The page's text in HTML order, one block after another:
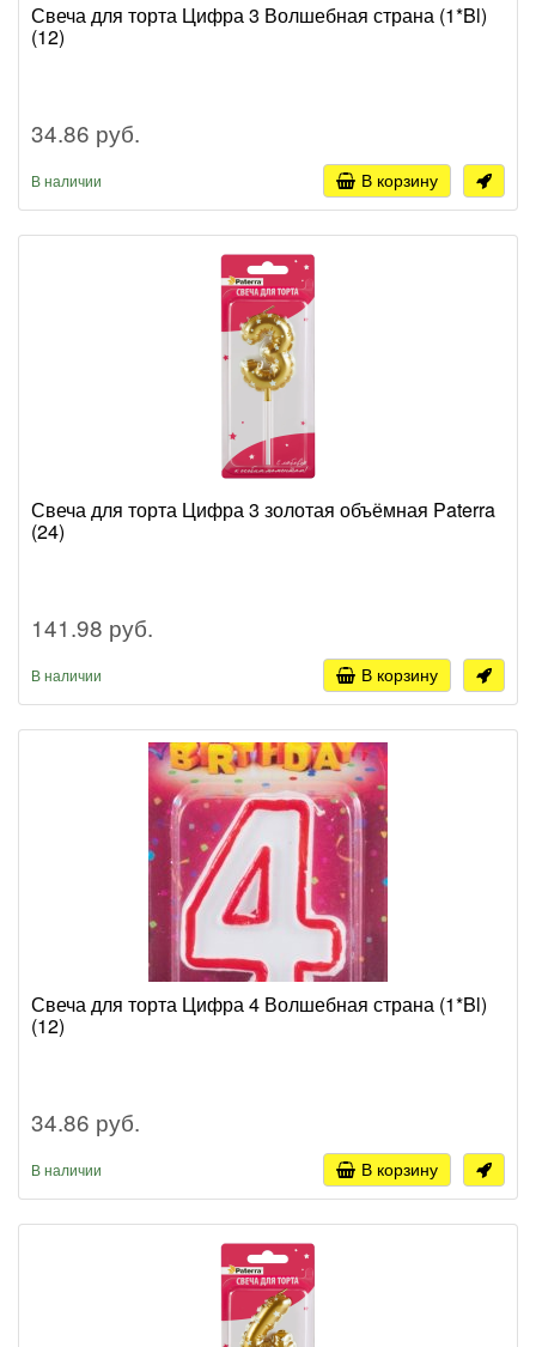
Свеча для торта Цифра 3 Волшебная страна (1*Bl)
(12)
34.86 руб.
В наличии В корзину
Свеча для торта Цифра 3 золотая объёмная Paterra
(24)
141.98 руб.
В наличии В корзину
Свеча для торта Цифра 4 Волшебная страна (1*Bl)
(12)
34.86 руб.
В наличии В корзину